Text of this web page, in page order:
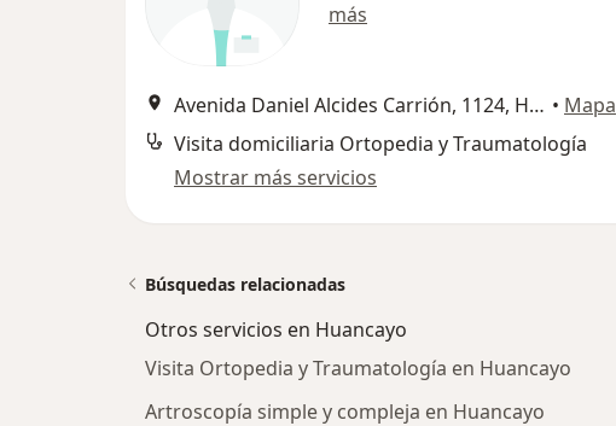
más
Avenida Daniel Alcides Carrión, 1124, Huancayo • Mapa
Visita domiciliaria Ortopedia y Traumatología
Mostrar más servicios
Búsquedas relacionadas
Otros servicios en Huancayo
Visita Ortopedia y Traumatología en Huancayo
Artroscopía simple y compleja en Huancayo